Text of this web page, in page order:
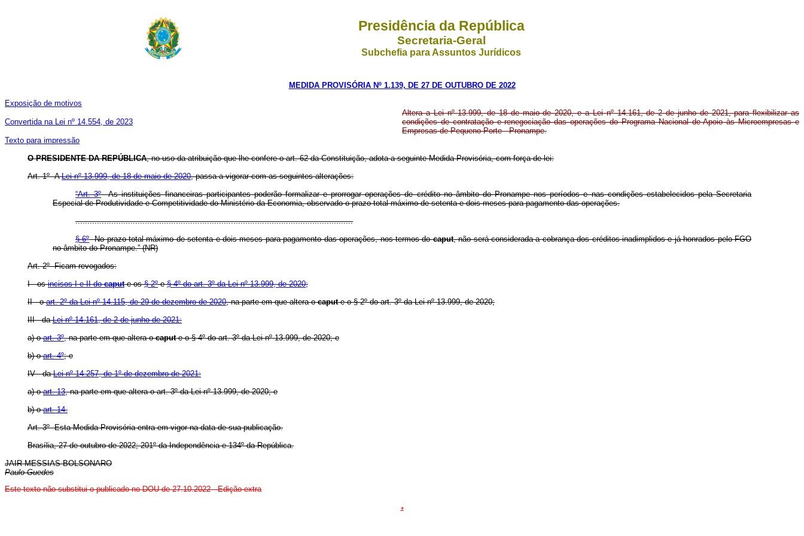
Presidência da República
Secretaria-Geral
Subchefia para Assuntos Jurídicos
MEDIDA PROVISÓRIA Nº 1.139, DE 27 DE OUTUBRO DE 2022
Exposição de motivos
Convertida na Lei nº 14.554, de 2023
Texto para impressão
Altera a Lei nº 13.999, de 18 de maio de 2020, e a Lei nº 14.161, de 2 de junho de 2021, para flexibilizar as
condições de contratação e renegociação das operações do Programa Nacional de Apoio às Microempresas e
Empresas de Pequeno Porte - Pronampe.
O PRESIDENTE DA REPÚBLICA, no uso da atribuição que lhe confere o art. 62 da Constituição, adota a seguinte Medida Provisória, com força de lei:
Art. 1º ALei nº 13.999, de 18 de maio de 2020, passa a vigorar com as seguintes alterações:
“Art. 3ºAs instituições financeiras participantes poderão formalizar e prorrogar operações de crédito no âmbito do Pronampe nos períodos e nas condições estabelecidos pela Secretaria
Especial de Produtividade e Competitividade do Ministério da Economia, observado o prazo total máximo de setenta e dois meses para pagamento das operações.
....................................................................................................................
§ 6ºNo prazo total máximo de setenta e dois meses para pagamento das operações, nos termos docaput, não será considerada a cobrança dos créditos inadimplidos e já honrados pelo FGO
no âmbito do Pronampe.” (NR)
Art. 2º Ficam revogados:
I - osincisos I e II docapute os§ 2ºe§ 4º do art. 3º da Lei nº 13.999, de 2020;
II - oart. 2º da Lei nº 14.115, de 29 de dezembro de 2020, na parte em que altera ocapute o § 2º do art. 3º da Lei nº 13.999, de 2020;
III - daLei nº 14.161, de 2 de junho de 2021:
a) oart. 3º,na parte em que altera ocapute o § 4º do art. 3º da Lei nº 13.999, de 2020; e
b) oart. 4º; e
IV - daLei nº 14.257, de 1º de dezembro de 2021:
a) oart. 13,na parte em que altera o art. 3º da Lei nº 13.999, de 2020; e
b) oart. 14.
Art. 3º Esta Medida Provisória entra em vigor na data de sua publicação.
Brasília, 27 de outubro de 2022; 201º da Independência e 134º da República.
JAIR MESSIAS BOLSONARO
Paulo Guedes
Este texto não substitui o publicado no DOU de 27.10.2022 - Edição extra
*